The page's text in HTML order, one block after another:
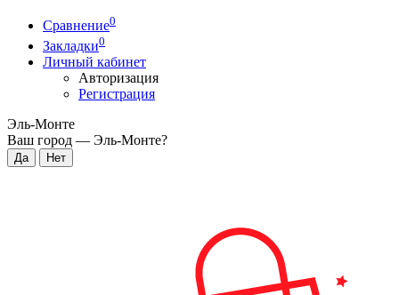
Сравнение0
Закладки0
Личный кабинет
Авторизация
Регистрация
Эль-Монте
Ваш город — Эль-Монте?